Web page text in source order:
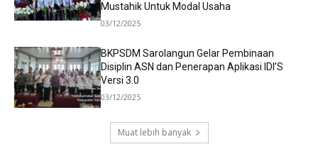
Mustahik Untuk Modal Usaha
03/12/2025
BKPSDM Sarolangun Gelar Pembinaan
Disiplin ASN dan Penerapan Aplikasi IDI’S
Versi 3.0
03/12/2025
Muat lebih banyak